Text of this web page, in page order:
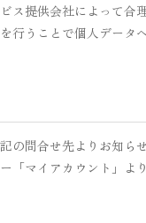
ス提供会社によって合
行うことで個人デー
の問合せ先よりお知らせ
マイアカウント」よ